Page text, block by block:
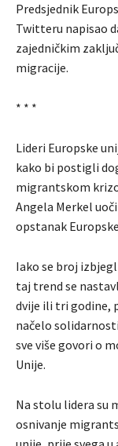
Predsjednik
Twitteru napisao
zajedničkim
migracije.
* * *
Lideri Europske
kako bi postigli
migrantskom
Angela Merkel
opstanak
Iako se broj
taj trend se
dvije ili tri godine,
načelo
sve više govori o
Unije.
Na stolu lidera su
osnivanje